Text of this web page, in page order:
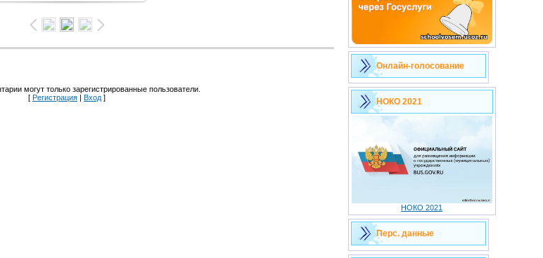
могут только зарегистрированные пользователи.
[ Регистрация | Вход ]
Онлайн-голосование
НОКО 2021
НОКО 2021
Перс. данные